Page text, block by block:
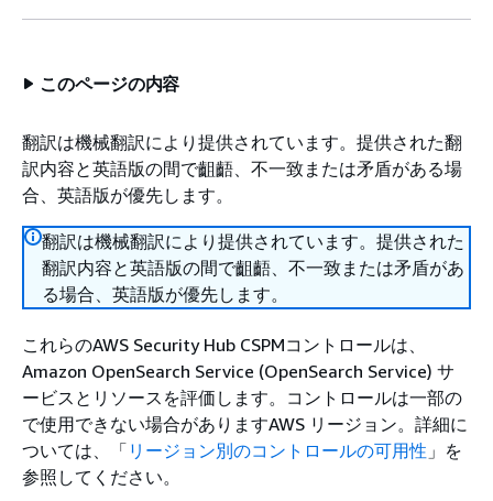
このページの内容
翻訳は機械翻訳により提供されています。提供された翻
訳内容と英語版の間で齟齬、不一致または矛盾がある場
合、英語版が優先します。
翻訳は機械翻訳により提供されています。提供された
翻訳内容と英語版の間で齟齬、不一致または矛盾があ
る場合、英語版が優先します。
これらのAWS Security Hub CSPMコントロールは、
Amazon OpenSearch Service (OpenSearch Service) サ
ービスとリソースを評価します。コントロールは一部の
で使用できない場合がありますAWS リージョン。詳細に
ついては、「 リージョン別のコントロールの可用性 」を
参照してください。